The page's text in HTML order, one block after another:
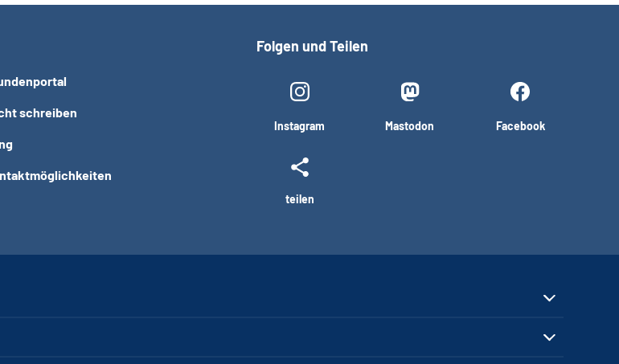
schreiben
Folgen und Teilen
Instagram Mastodon Facebook
teilen